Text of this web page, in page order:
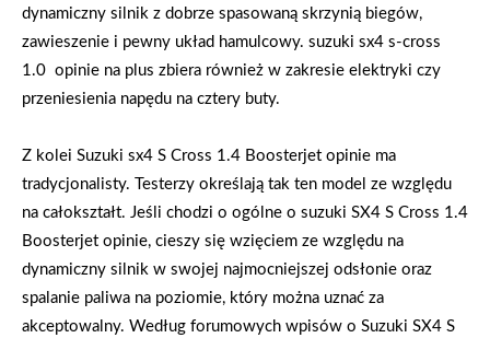
dynamiczny silnik z dobrze spasowaną skrzynią biegów,
zawieszenie i pewny układ hamulcowy. suzuki sx4 s-cross
1.0 opinie na plus zbiera również w zakresie elektryki czy
przeniesienia napędu na cztery buty.
Z kolei Suzuki sx4 S Cross 1.4 Boosterjet opinie ma
tradycjonalisty. Testerzy określają tak ten model ze względu
na całokształt. Jeśli chodzi o ogólne o suzuki SX4 S Cross 1.4
Boosterjet opinie, cieszy się wzięciem ze względu na
dynamiczny silnik w swojej najmocniejszej odsłonie oraz
spalanie paliwa na poziomie, który można uznać za
akceptowalny. Według forumowych wpisów o Suzuki SX4 S